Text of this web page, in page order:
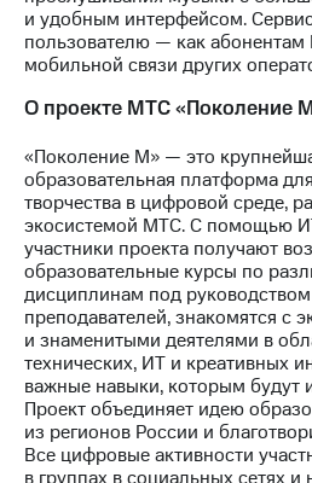
и удобным интерфейсом.
пользователю — как
мобильной связи других
О проекте МТС «Поколение
«Поколение М» — это
образовательная платформа
творчества в цифровой среде,
экосистемой МТС. С помощью
участники проекта получают
образовательные курсы по
дисциплинам под
преподавателей, знакомятся с
и знаменитыми деятелями в
технических, ИТ и креативных
важные навыки, которым
Проект объединяет идею
из регионов России и
Все цифровые активности